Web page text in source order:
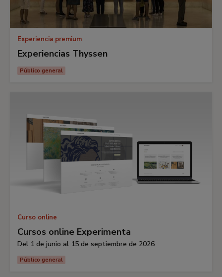
Experiencia premium
Experiencias Thyssen
Público general
Curso online
Cursos online Experimenta
Del 1 de junio al 15 de septiembre de 2026
Público general